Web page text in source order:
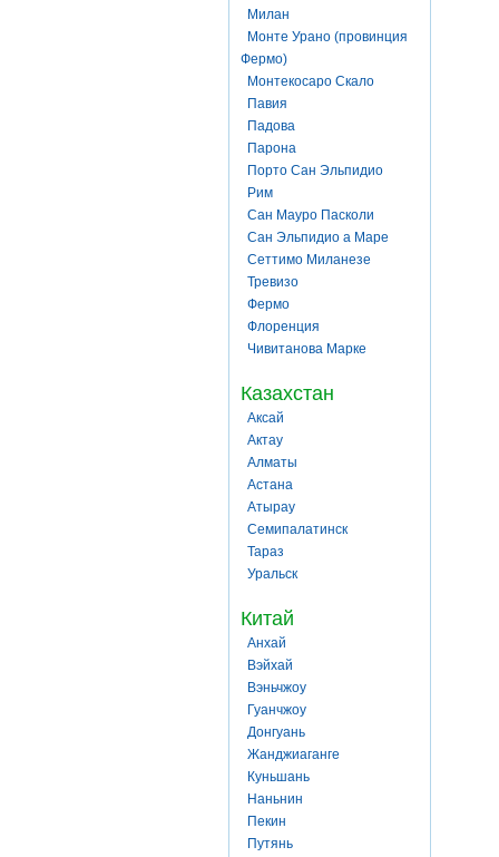
Милан
Монте Урано (провинция
Фермо)
Монтекосаро Скало
Павия
Падова
Парона
Порто Сан Эльпидио
Рим
Сан Мауро Пасколи
Сан Эльпидио а Маре
Сеттимо Миланезе
Тревизо
Фермо
Флоренция
Чивитанова Марке
Казахстан
Аксай
Актау
Алматы
Астана
Атырау
Семипалатинск
Тараз
Уральск
Китай
Анхай
Вэйхай
Вэньчжоу
Гуанчжоу
Донгуань
Жанджиаганге
Куньшань
Наньнин
Пекин
Путянь